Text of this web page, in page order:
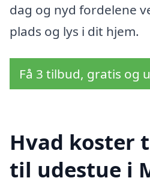
dag og nyd fordelene
plads og lys i dit hjem.
Få 3 tilbud, gratis og
Hvad koster
til udestue i